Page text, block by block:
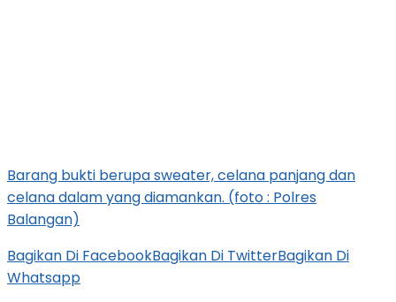
Barang bukti berupa sweater, celana panjang dan
celana dalam yang diamankan. (foto : Polres
Balangan)
Bagikan Di FacebookBagikan Di TwitterBagikan Di
Whatsapp